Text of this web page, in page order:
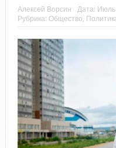
Алексей Ворсин Дата: Июль
Рубрика: Общество,